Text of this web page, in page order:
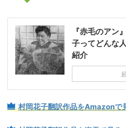
『赤毛のアン
子ってどんな
紹介
村岡花子翻訳作品をAmazonで